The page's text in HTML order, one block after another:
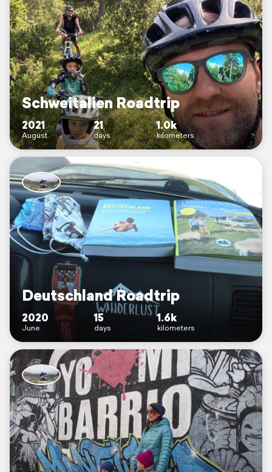
Schweitalien Roadtrip
2021
August
21
days
1.0k
kilometers
Deutschland Roadtrip
2020
June
15
days
1.6k
kilometers